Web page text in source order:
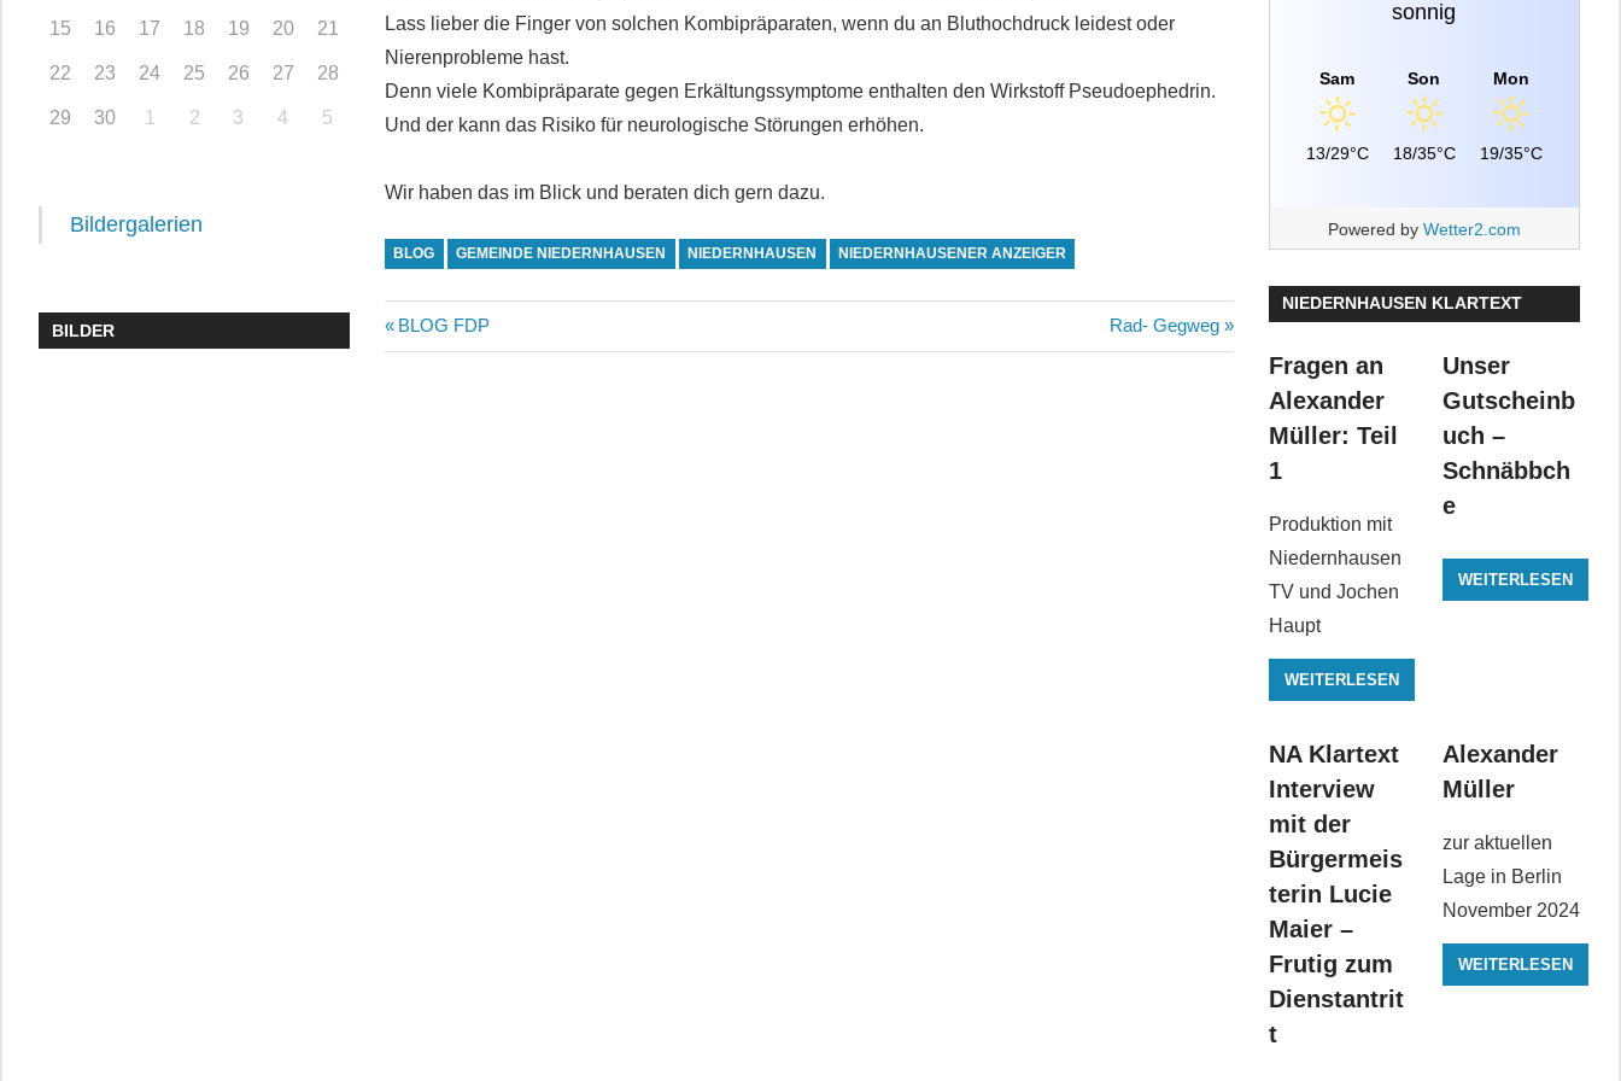
Lass lieber die Finger von solchen Kombipräparaten, wenn du an Bluthochdruck leidest oder
Nierenprobleme hast.
Denn viele Kombipräparate gegen Erkältungssymptome enthalten den Wirkstoff Pseudoephedrin.
Und der kann das Risiko für neurologische Störungen erhöhen.
Wir haben das im Blick und beraten dich gern dazu.
BLOG GEMEINDE NIEDERNHAUSEN NIEDERNHAUSEN NIEDERNHAUSENER ANZEIGER
Beitragsnavigation
Vorheriger
Beitrag:
BLOG FDP
Nächster
Beitrag:
Rad- Gegweg
15 16 17 18 19 20 21
22 23 24 25 26 27 28
29 30 1 2 3 4 5
Bildergalerien
BILDER
sonnig
Sam
13/29°C
Son
18/35°C
Mon
19/35°C
Powered by Wetter2.com
NIEDERNHAUSEN KLARTEXT
Fragen an
Alexander
Müller: Teil
1
Produktion mit
Niedernhausen
TV und Jochen
Haupt
WEITERLESEN
Unser
Gutscheinb
uch –
Schnäbbch
e
WEITERLESEN
NA Klartext
Interview
mit der
Bürgermeis
terin Lucie
Maier –
Frutig zum
Dienstantrit
t
Alexander
Müller
zur aktuellen
Lage in Berlin
November 2024
WEITERLESEN